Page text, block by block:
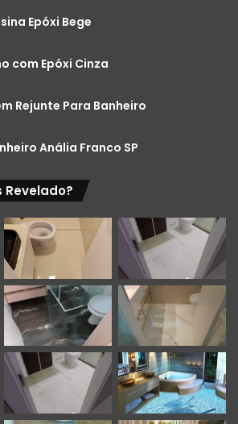
Epóxi Bege
com Epóxi Cinza
Rejunte Para Banheiro
Anália Franco SP
Revelado?